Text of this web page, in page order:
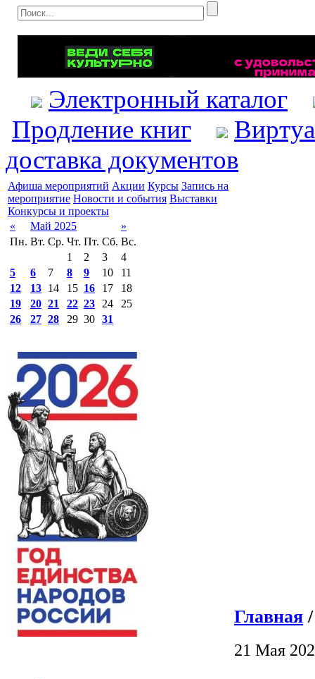
Электронный каталог
Продление книг
доставка документов
Афиша мероприятий Акции Курсы Запись на
мероприятие Новости и события Выставки
Конкурсы и проекты
«
Май 2025
»
Пн. Вт. Ср. Чт. Пт. Сб. Вс.
1
2 3
4
5
6 7 8 9 10
11
12
13 14 15 16 17
18
19
20 21 22 23 24
25
26
27 28 29 30 31
Главная
21 Мая